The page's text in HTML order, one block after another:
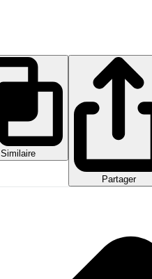
Similaire
Partager